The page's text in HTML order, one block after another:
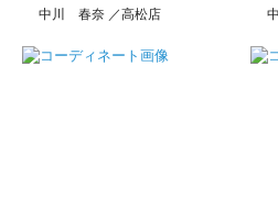
中川 春奈 高松店